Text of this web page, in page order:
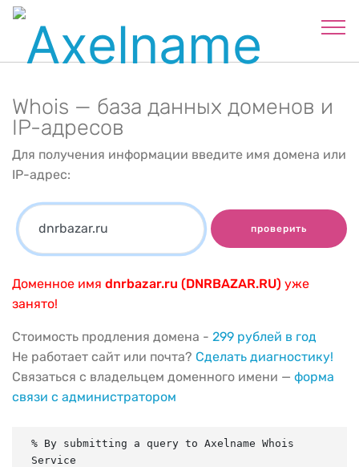
Whois — база данных доменов и
IP-адресов
Для получения информации введите имя домена или
IP-адрес:
проверить
Доменное имя dnrbazar.ru (DNRBAZAR.RU) уже
занято!
Стоимость продления домена - 299 рублей в год
Не работает сайт или почта? Сделать диагностику!
Связаться с владельцем доменного имени — форма
связи с администратором
% By submitting a query to Axelname Whois
Service